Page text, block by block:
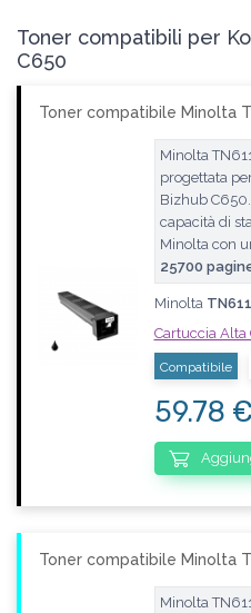
Toner compatibili per
C650
Toner compatibile Minolta
Minolta
progettata
Bizhub
capacità di
Minolta con
25700
Minolta
Cartuccia Alta
Compatibile
59.78 €
Toner compatibile Minolta
Minolta